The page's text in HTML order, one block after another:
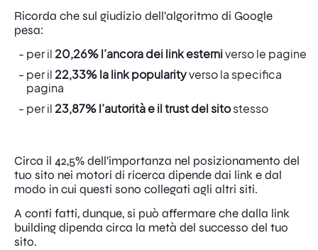
Ricorda che sul giudizio dell’algoritmo di Google
pesa:
per il 20,26% l’ancora dei link esterniverso le pagine
per il 22,33% la link popularityverso la specifica
pagina
per il 23,87% l’autorità e il trust del sitostesso
Circa il 42,5% dell’importanza nel posizionamento del
tuo sito nei motori di ricerca dipende dai link e dal
modo in cui questi sono collegati agli altri siti.
A conti fatti, dunque, si può affermare che dalla link
building dipenda circa la metà del successo del tuo
sito.